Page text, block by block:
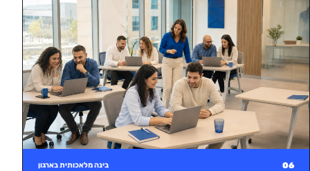
06 בינה מלאכותית בארגון